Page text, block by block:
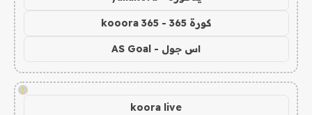
كورة 365 - kooora 365
اس جول - AS Goal
!
koora live